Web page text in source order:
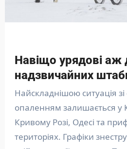
Навіщо урядові аж
надзвичайних
Найскладнішою ситуація зі світлом та
опаленням залишається у
Кривому Розі, Одесі та
територіях. Графіки